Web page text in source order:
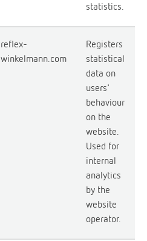
statistics.
reflex-
winkelmann.com
Registers
statistical
data on
users'
behaviour
on the
website.
Used for
internal
analytics
by the
website
operator.